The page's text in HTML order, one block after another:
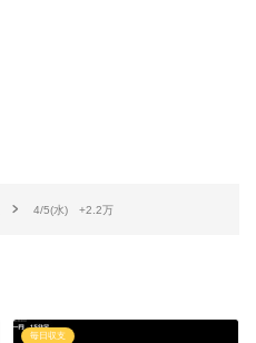
4/5(水) +2.2万
毎日収支